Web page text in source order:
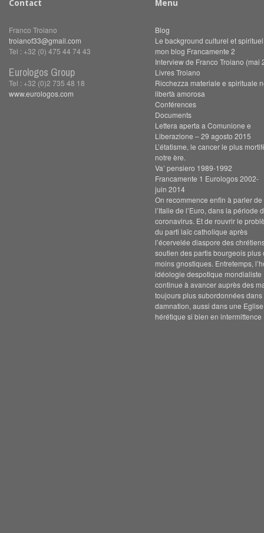
Contact
Franco Troiano
troianof33@gmail.com
Tel : +32 (0) 475 44 74 43
Eurologos Group
Tel : +32 (0)2 735 48 18
www.eurologos.com
Menu
Blog
Le background culturel et
mon blog Francamente 2
Interview de Franco Troiano (mai
Livres Troiano
Ricchezza materiale e spirituale
libertà amorosa
Conférences
Documents
Lettera aperta a Comunione e
Liberazione – 29 agosto 2015
L’étatisme, le cancer le plus
notre ère.
Va’ pensiero 1989-1992
Francamente 1 Eurologos 2002-
juin 2014
On recommence enfin à parler de
l’Italie de l’Euro, dans la période
coronavirus. Et de rouvrir le
du parti laïc catholique après
l’écervelée diaspore des
soutien des partis bourgeois plus
moins gnostiques. Entretemps,
idéologie despotique mondialiste
continue à avancer auprès des
toujours plus subordonnées dans
damnation, aussi dans une Eglise
hérétique si bien en intermittence